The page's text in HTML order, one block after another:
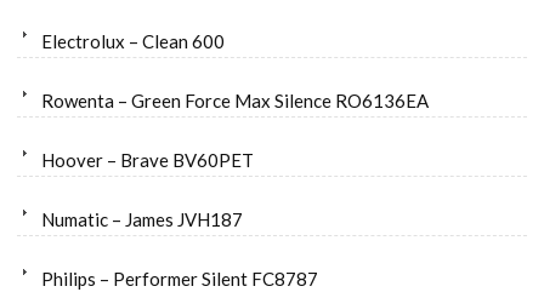
Electrolux – Clean 600
Rowenta – Green Force Max Silence RO6136EA
Hoover – Brave BV60PET
Numatic – James JVH187
Philips – Performer Silent FC8787